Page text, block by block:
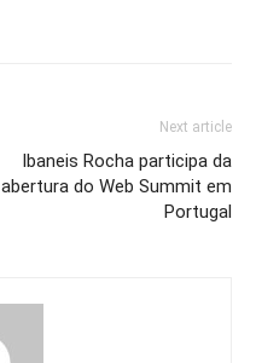
Next article
Ibaneis Rocha participa da
abertura do Web Summit em
Portugal